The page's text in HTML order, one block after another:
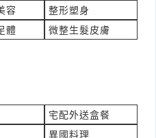
價
容
整形塑身
體
微整生髮皮膚
宅配外送盒餐
異國料理